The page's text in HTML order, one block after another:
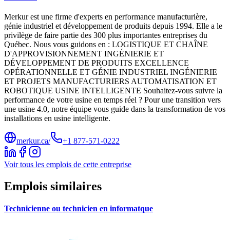
Merkur est une firme d'experts en performance manufacturière,
génie industriel et développement de produits depuis 1994. Elle a le
privilège de faire partie des 300 plus importantes entreprises du
Québec. Nous vous guidons en : LOGISTIQUE ET CHAÎNE
D'APPROVISIONNEMENT INGÉNIERIE ET
DÉVELOPPEMENT DE PRODUITS EXCELLENCE
OPÉRATIONNELLE ET GÉNIE INDUSTRIEL INGÉNIERIE
ET PROJETS MANUFACTURIERS AUTOMATISATION ET
ROBOTIQUE USINE INTELLIGENTE Souhaitez-vous suivre la
performance de votre usine en temps réel ? Pour une transition vers
une usine 4.0, notre équipe vous guide dans la transformation de vos
installations en usine intelligente.
merkur.ca/ +1 877-571-0222
Voir tous les emplois de cette entreprise
Emplois similaires
Technicienne ou technicien en informatque